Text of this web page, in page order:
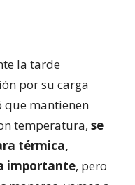
la tarde
por su carga
que mantienen
temperatura, se
térmica,
importante, pero